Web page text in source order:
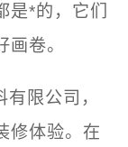
*的，它们
卷。
限公司，
修体验。在